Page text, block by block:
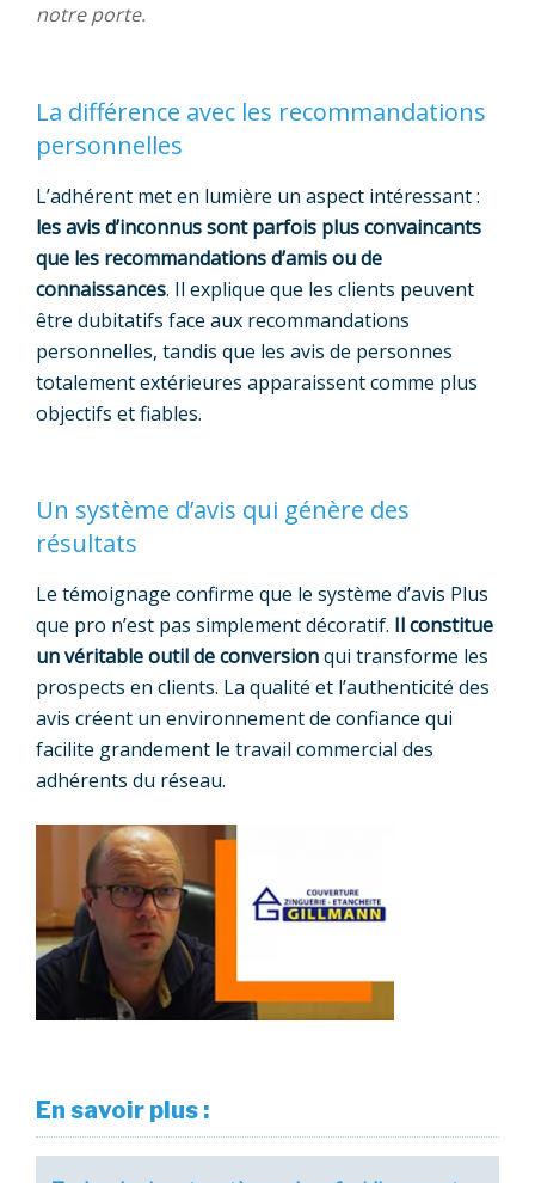
notre porte.
La différence avec les recommandations
personnelles
L’adhérent met en lumière un aspect intéressant :
les avis d’inconnus sont parfois plus convaincants
que les recommandations d’amis ou de
connaissances. Il explique que les clients peuvent
être dubitatifs face aux recommandations
personnelles, tandis que les avis de personnes
totalement extérieures apparaissent comme plus
objectifs et fiables.
Un système d’avis qui génère des
résultats
Le témoignage confirme que le système d’avis Plus
que pro n’est pas simplement décoratif. Il constitue
un véritable outil de conversionqui transforme les
prospects en clients. La qualité et l’authenticité des
avis créent un environnement de confiance qui
facilite grandement le travail commercial des
adhérents du réseau.
En savoir plus :